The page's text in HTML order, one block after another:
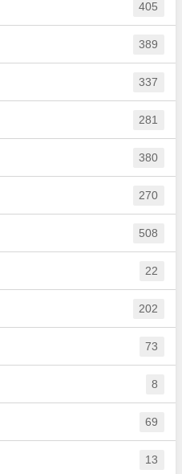
405
389
337
281
380
270
508
22
202
73
8
69
13